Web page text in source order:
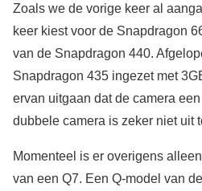
Zoals we de vorige keer al
keer kiest voor de Snapdragon
van de Snapdragon 440.
Snapdragon 435 ingezet met
ervan uitgaan dat de camera
dubbele camera is zeker niet uit
Momenteel is er overigens
van een Q7. Een Q-model van